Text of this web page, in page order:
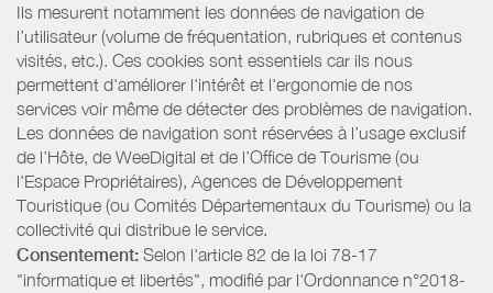
Ils mesurent notamment les données de navigation de
l’utilisateur (volume de fréquentation, rubriques et contenus
visités, etc.). Ces cookies sont essentiels car ils nous
permettent d'améliorer l'intérêt et l'ergonomie de nos
services voir même de détecter des problèmes de navigation.
Les données de navigation sont réservées à l’usage exclusif
de l’Hôte, de WeeDigital et de l’Office de Tourisme (ou
l'Espace Propriétaires), Agences de Développement
Touristique (ou Comités Départementaux du Tourisme) ou la
collectivité qui distribue le service.
Consentement: Selon l'article 82 de la loi 78-17
"informatique et libertés", modifié par l'Ordonnance n°2018-